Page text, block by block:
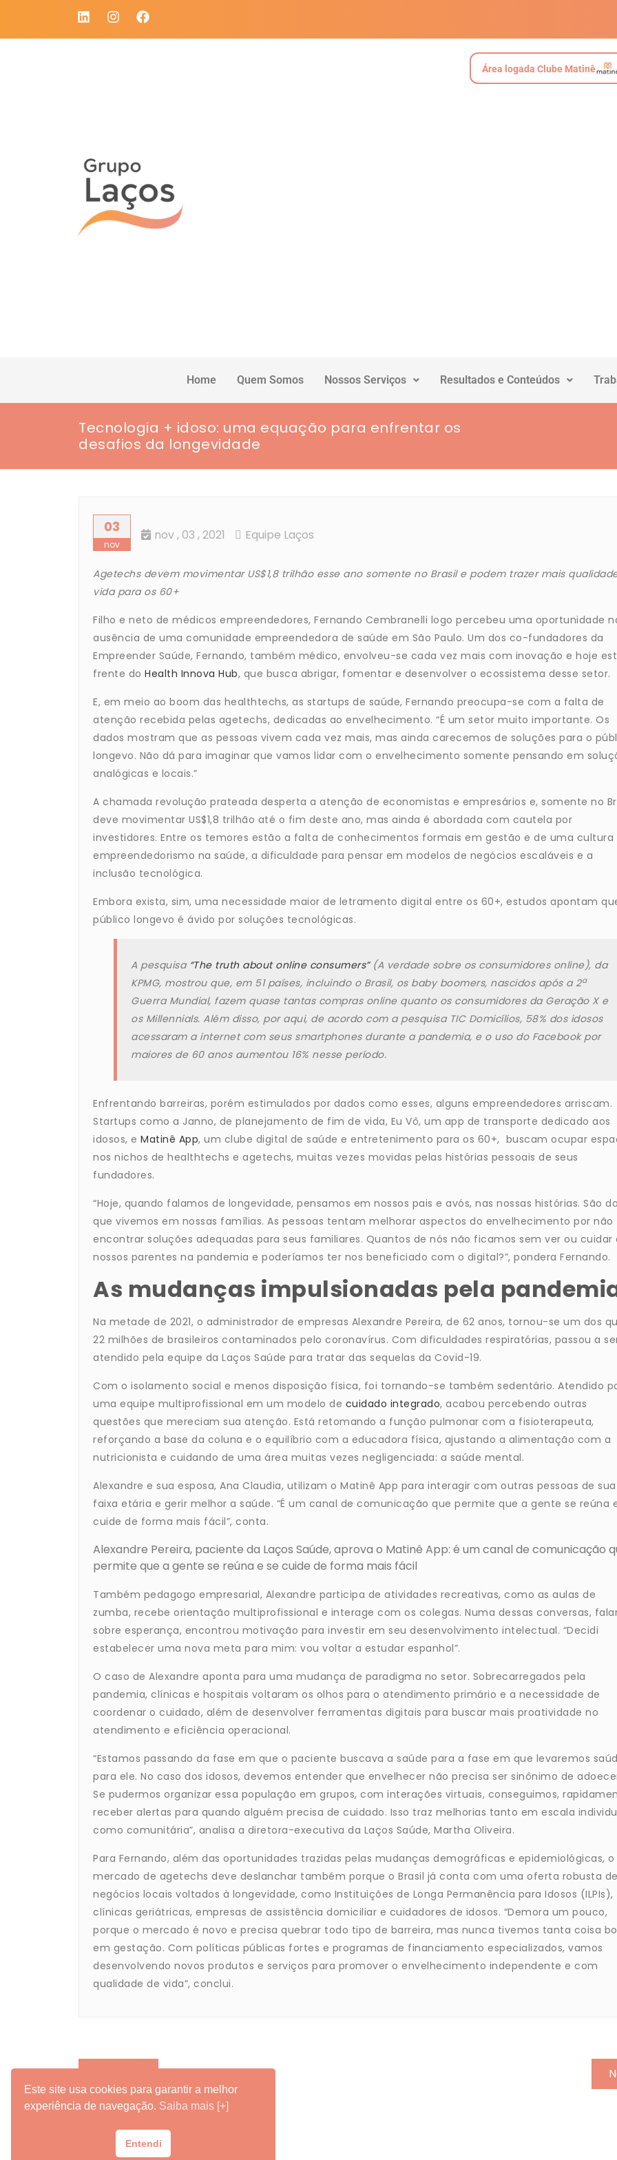
Área logada Clube Matinê
Home Quem Somos Nossos Serviços Resultados e Conteúdos
Tecnologia + idoso: uma equação para enfrentar os
desafios da longevidade
03
nov
nov, 03 ,2021 Equipe Laços
Agetechs devem movimentar US$1,8 trilhão esse ano somente no Brasil e podem trazer mais
vida para os 60+
Filho e neto de médicos empreendedores, Fernando Cembranelli logo percebeu uma oportunidade
ausência de uma comunidade empreendedora de saúde em São Paulo. Um dos co-fundadores da
Empreender Saúde, Fernando, também médico, envolveu-se cada vez mais com inovação e hoje
frente do Health Innova Hub, que busca abrigar, fomentar e desenvolver o ecossistema desse setor.
E, em meio ao boom das healthtechs, as startups de saúde, Fernando preocupa-se com a falta de
atenção recebida pelas agetechs, dedicadas ao envelhecimento. “É um setor muito importante. Os
dados mostram que as pessoas vivem cada vez mais, mas ainda carecemos de soluções para o
longevo. Não dá para imaginar que vamos lidar com o envelhecimento somente pensando em
analógicas e locais.”
A chamada revolução prateada desperta a atenção de economistas e empresários e, somente no
deve movimentar US$1,8 trilhão até o fim deste ano, mas ainda é abordada com cautela por
investidores. Entre os temores estão a falta de conhecimentos formais em gestão e de uma cultura
empreendedorismo na saúde, a dificuldade para pensar em modelos de negócios escaláveis e a
inclusão tecnológica.
Embora exista, sim, uma necessidade maior de letramento digital entre os 60+, estudos apontam
público longevo é ávido por soluções tecnológicas.
A pesquisa “The truth about online consumers”(A verdade sobre os consumidores online), da
KPMG, mostrou que, em 51 países, incluindo o Brasil, os baby boomers, nascidos após a 2a
Guerra Mundial, fazem quase tantas compras online quanto os consumidores da Geração X e
os Millennials. Além disso, por aqui, de acordo com a pesquisa TIC Domicílios, 58% dos idosos
acessaram a internet com seus smartphones durante a pandemia, e o uso do Facebook por
maiores de 60 anos aumentou 16% nesse período.
Enfrentando barreiras, porém estimulados por dados como esses, alguns empreendedores arriscam.
Startups como a Janno, de planejamento de fim de vida, Eu Vô, um app de transporte dedicado aos
idosos, e Matinê App, um clube digital de saúde e entretenimento para os 60+, buscam ocupar
nos nichos de healthtechs e agetechs, muitas vezes movidas pelas histórias pessoais de seus
fundadores.
“Hoje, quando falamos de longevidade, pensamos em nossos pais e avós, nas nossas histórias. São
que vivemos em nossas famílias. As pessoas tentam melhorar aspectos do envelhecimento por não
encontrar soluções adequadas para seus familiares. Quantos de nós não ficamos sem ver ou cuidar
nossos parentes na pandemia e poderíamos ter nos beneficiado com o digital?”, pondera Fernando.
As mudanças impulsionadas pela
Na metade de 2021, o administrador de empresas Alexandre Pereira, de 62 anos, tornou-se um dos
22 milhões de brasileiros contaminados pelo coronavírus. Com dificuldades respiratórias, passou a
atendido pela equipe da Laços Saúde para tratar das sequelas da Covid-19.
Com o isolamento social e menos disposição física, foi tornando-se também sedentário. Atendido
uma equipe multiprofissional em um modelo de cuidado integrado, acabou percebendo outras
questões que mereciam sua atenção. Está retomando a função pulmonar com a fisioterapeuta,
reforçando a base da coluna e o equilíbrio com a educadora física, ajustando a alimentação com a
nutricionista e cuidando de uma área muitas vezes negligenciada: a saúde mental.
Alexandre e sua esposa, Ana Claudia, utilizam o Matinê App para interagir com outras pessoas de sua
faixa etária e gerir melhor a saúde. “É um canal de comunicação que permite que a gente se reúna
cuide de forma mais fácil”, conta.
Alexandre Pereira, paciente da Laços Saúde, aprova o Matinê App: é um canal de comunicação
permite que a gente se reúna e se cuide de forma mais fácil
Também pedagogo empresarial, Alexandre participa de atividades recreativas, como as aulas de
zumba, recebe orientação multiprofissional e interage com os colegas. Numa dessas conversas,
sobre esperança, encontrou motivação para investir em seu desenvolvimento intelectual. “Decidi
estabelecer uma nova meta para mim: vou voltar a estudar espanhol”.
O caso de Alexandre aponta para uma mudança de paradigma no setor. Sobrecarregados pela
pandemia, clínicas e hospitais voltaram os olhos para o atendimento primário e a necessidade de
coordenar o cuidado, além de desenvolver ferramentas digitais para buscar mais proatividade no
atendimento e eficiência operacional.
“Estamos passando da fase em que o paciente buscava a saúde para a fase em que levaremos
para ele. No caso dos idosos, devemos entender que envelhecer não precisa ser sinônimo de
Se pudermos organizar essa população em grupos, com interações virtuais, conseguimos,
receber alertas para quando alguém precisa de cuidado. Isso traz melhorias tanto em escala
como comunitária”, analisa a diretora-executiva da Laços Saúde, Martha Oliveira.
Para Fernando, além das oportunidades trazidas pelas mudanças demográficas e epidemiológicas, o
mercado de agetechs deve deslanchar também porque o Brasil já conta com uma oferta robusta de
negócios locais voltados à longevidade, como Instituições de Longa Permanência para Idosos (ILPIs),
clínicas geriátricas, empresas de assistência domiciliar e cuidadores de idosos. “Demora um pouco,
porque o mercado é novo e precisa quebrar todo tipo de barreira, mas nunca tivemos tanta coisa
em gestação. Com políticas públicas fortes e programas de financiamento especializados, vamos
desenvolvendo novos produtos e serviços para promover o envelhecimento independente e com
qualidade de vida”, conclui.
Este site usa cookies para garantir a melhor
experiência de navegação. Saiba mais [+]
Entendi